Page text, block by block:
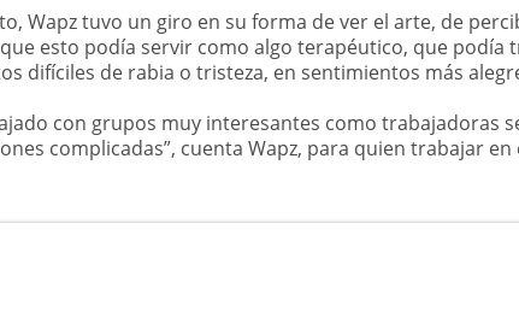
Wapz tuvo un giro en su forma de ver el arte, de
esto podía servir como algo terapéutico, que
difíciles de rabia o tristeza, en sentimientos más
con grupos muy interesantes como trabajadoras
complicadas”, cuenta Wapz, para quien trabajar